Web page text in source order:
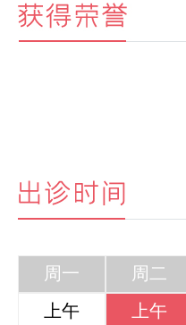
周一 周二
上午
上午